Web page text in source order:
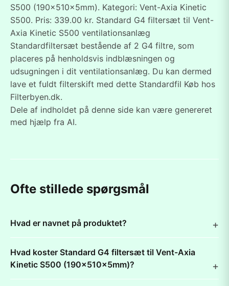
S500 (190x510x5mm). Kategori: Vent-Axia Kinetic
S500. Pris: 339.00 kr. Standard G4 filtersæt til Vent-
Axia Kinetic S500 ventilationsanlæg
Standardfiltersæt bestående af 2 G4 filtre, som
placeres på henholdsvis indblæsningen og
udsugningen i dit ventilationsanlæg. Du kan dermed
lave et fuldt filterskift med dette Standardfil Køb hos
Filterbyen.dk.
Dele af indholdet på denne side kan være genereret
med hjælp fra AI.
Ofte stillede spørgsmål
Hvad er navnet på produktet?
Hvad koster Standard G4 filtersæt til Vent-Axia
Kinetic S500 (190x510x5mm)?